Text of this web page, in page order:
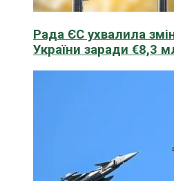
Рада ЄС ухвалила
України заради €8,3